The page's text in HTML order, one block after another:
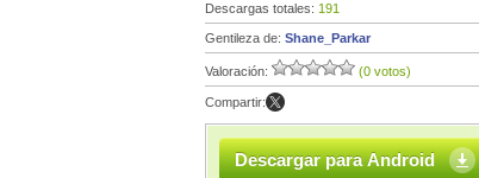
Descargas totales: 191
Gentileza de: Shane_Parkar
Valoración: (0 votos)
Compartir:
Descargar para Android